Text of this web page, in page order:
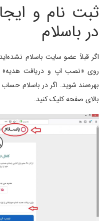
ثبت نام و
در باسلام
اگر قبلاً عضو سایت باسلام
بهره‌مند شوید. اگر در باسلام حساب
بالای صفحه کلیک کنید.